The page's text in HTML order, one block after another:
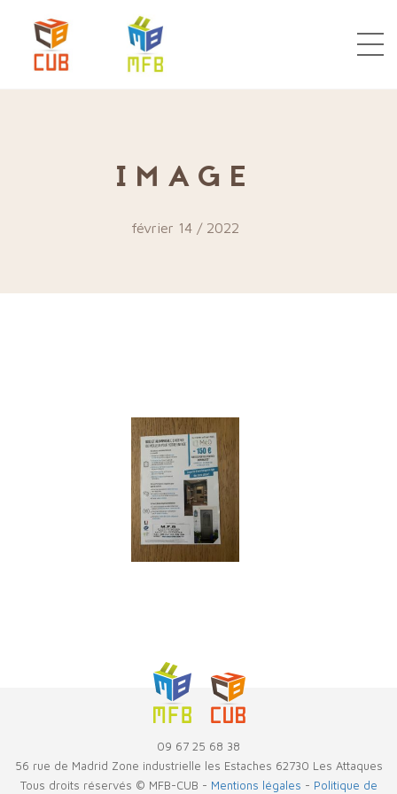
IMAGE
février 14 / 2022
09 67 25 68 38
56 rue de Madrid Zone industrielle les Estaches 62730 Les Attaques
Tous droits réservés © MFB-CUB - Mentions légales - Politique de